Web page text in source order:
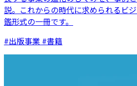
説。これからの時代に求められるビ
鑑形式の一冊です。
#出版事業 #書籍